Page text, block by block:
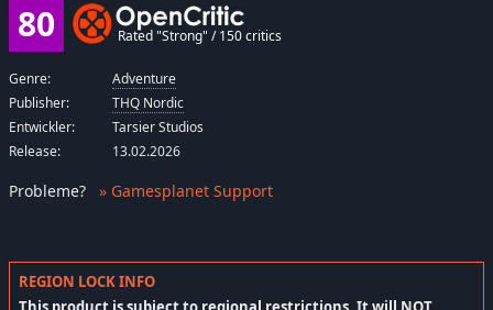
REGION LOCK INFO
80 Rated "Strong" / 150 critics
Genre:
Adventure
Publisher:
THQ Nordic
Entwickler:
Tarsier Studios
Release:
13.02.2026
Probleme? » Gamesplanet Support